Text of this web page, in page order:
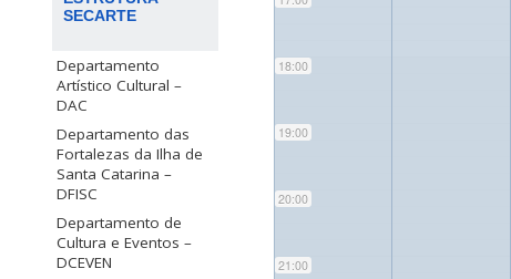
SECARTE
Departamento
Artístico Cultural –
DAC
Departamento das
Fortalezas da Ilha de
Santa Catarina –
DFISC
Departamento de
Cultura e Eventos –
DCEVEN
18:00
19:00
20:00
21:00